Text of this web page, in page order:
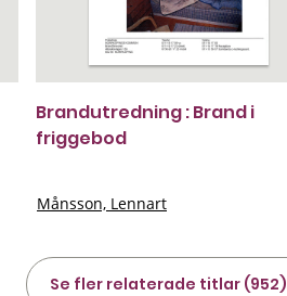
Brandutredning : Brand i
friggebod
Månsson, Lennart
Se fler relaterade titlar (952)